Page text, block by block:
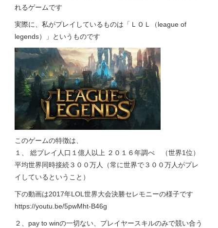
れるゲームです
実際に、私がプレイしているものは「ＬＯＬ（league of
legends）」というものです
このゲームの特徴は、
１、 総プレイ人口１億人以上 ２０１６年調べ （世界1位）
平均世界同時接続３００万人（常に世界で３００万人がプレ
イしているということ）
下の動画は2017年LOL世界大会決勝セレモニーの様子です
https://youtu.be/5pwMht-B46g
２、pay to winの一切ない、プレイヤースキルのみで競い合う